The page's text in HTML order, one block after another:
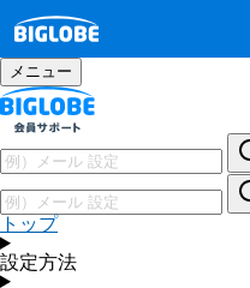
メニュー
トップ
設定方法